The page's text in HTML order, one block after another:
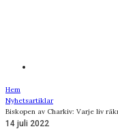
Hem
Nyhetsartiklar
Biskopen av Charkiv: Varje liv
14 juli 2022